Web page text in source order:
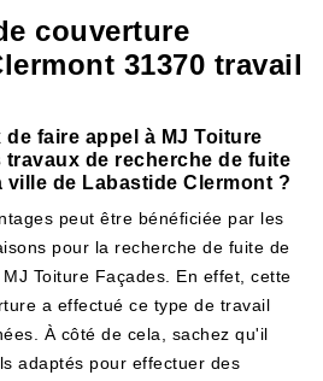
couverture
31370 travail
de faire appel à MJ Toiture
travaux de recherche de fuite
ville de Labastide Clermont ?
peut être bénéficiée par les
pour la recherche de fuite de
Toiture Façades. En effet, cette
a effectué ce type de travail
À côté de cela, sachez qu'il
adaptés pour effectuer des